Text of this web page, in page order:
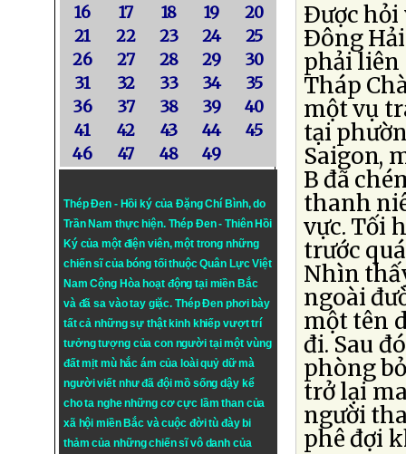
16
17 18 19
20
21
22 23 24
25
26
27 28 29
30
31
32 33 34
35
36
37 38 39
40
41
42 43 44
45
46
47 48 49
Thép Đen - Hồi ký của Đặng Chí Bình, do
Trần Nam thực hiện. Thép Đen- Thiên Hồi
Ký của một điện viên, một trong những
chiến sĩ của bóng tối thuộc Quân Lực Việt
Nam Cộng Hòa hoạt động tại miền Bắc
và đã sa vào tay giặc. Thép Đen phơi bày
tất cả những sự thật kinh khiếp vượt trí
tưởng tượng của con người tại một vùng
đất mịt mù hắc ám của loài quỷ dữ mà
người viết như đã đội mồ sống dậy kể
cho ta nghe những cơ cực lầm than của
xã hội miền Bắc và cuộc đời tù đày bi
thảm của những chiến sĩ vô danh của
Ðược hỏi
Ðông
phải liên
Tháp
một vụ
tại
Saigon,
B đã
thanh
vực. Tối
trước
Nhìn
ngoài
một tên
đi. Sau
phòng
trở lại
người
phê đợi